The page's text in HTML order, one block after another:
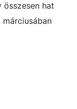
összesen hat